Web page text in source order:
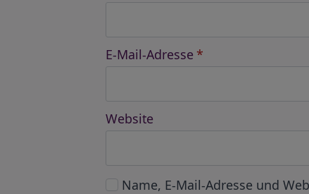
E-Mail-Adresse *
Website
Name, E-Mail-Adresse und